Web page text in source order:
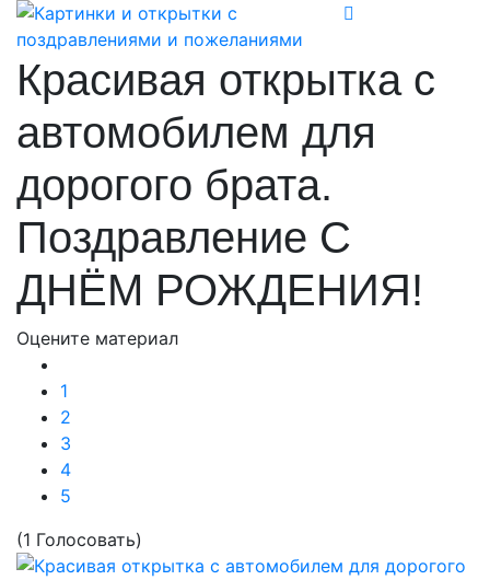
Красивая открытка с
автомобилем для
дорогого брата.
Поздравление С
ДНЁМ РОЖДЕНИЯ!
Оцените материал
1
2
3
4
5
(1 Голосовать)